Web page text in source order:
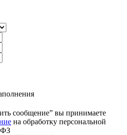
сообщение” вы принимаете
на обработку персональной